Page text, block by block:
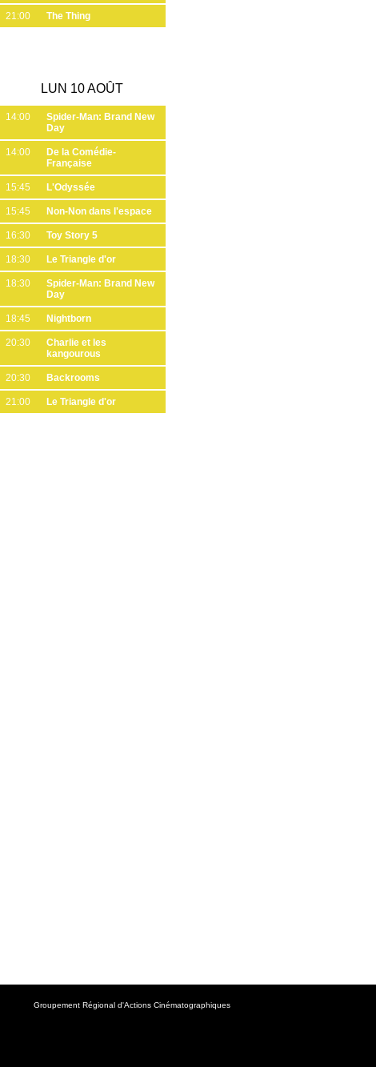
21:00 The Thing
LUN 10 AOÛT
14:00
Spider-Man: Brand New
Day
14:00
De la Comédie-
Française
15:45 L'Odyssée
15:45 Non-Non dans l'espace
16:30 Toy Story 5
18:30 Le Triangle d'or
18:30
Spider-Man: Brand New
Day
18:45 Nightborn
20:30
Charlie et les
kangourous
20:30 Backrooms
21:00 Le Triangle d'or
Groupement Régional d'Actions Cinématographiques